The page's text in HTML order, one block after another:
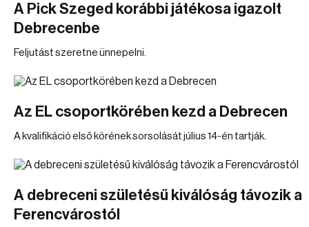
A Pick Szeged korábbi játékosa igazolt
Debrecenbe
Feljutást szeretne ünnepelni.
Az EL csoportkörében kezd a Debrecen
A kvalifikáció első körének sorsolását július 14-én tartják.
A debreceni születésű kiválóság távozik a
Ferencvárostól